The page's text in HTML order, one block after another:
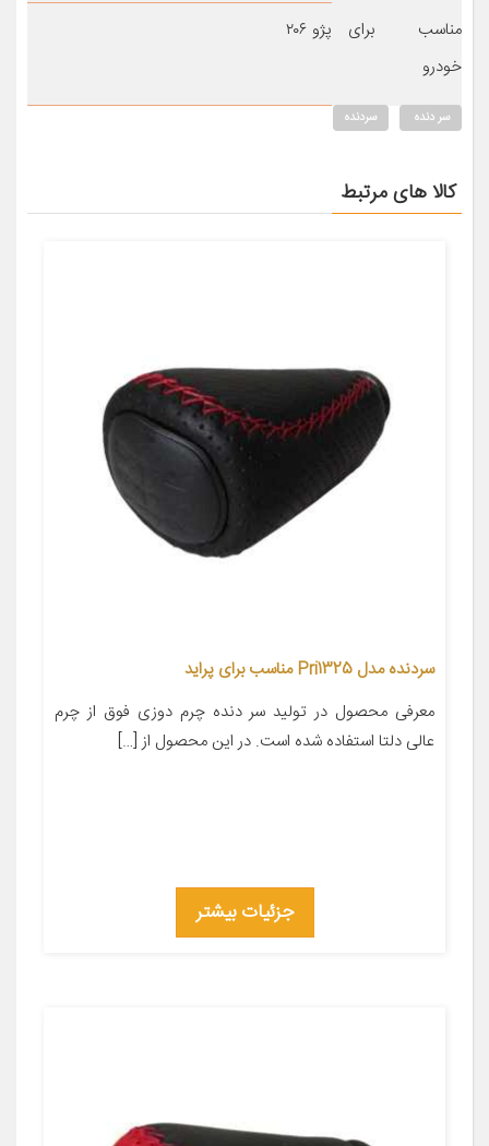
مناسب برای
خودرو
پژو ۲۰۶
سر دنده سردنده
کالا های مرتبط
سردنده مدل Pri1325 مناسب برای پراید
معرفی محصول در تولید سر دنده چرم دوزی فوق از چرم
عالی دلتا استفاده شده است. در این محصول از […]
جزئیات بیشتر